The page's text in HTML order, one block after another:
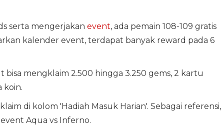
serta mengerjakan event, ada pemain 108-109 gratis
kalender event, terdapat banyak reward pada 6
mengklaim 2.500 hingga 3.250 gems, 2 kartu
koin.
di kolom 'Hadiah Masuk Harian'. Sebagai referensi,
Aqua vs Inferno.